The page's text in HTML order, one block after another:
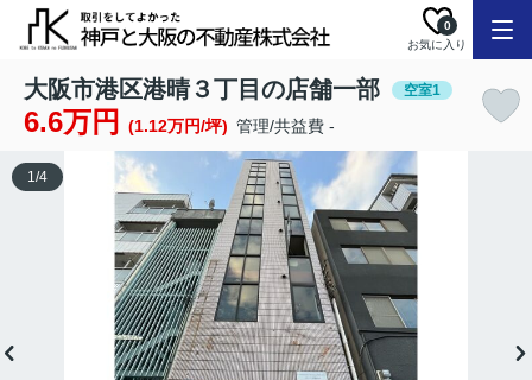
お気に入り
0
大阪市港区港晴３丁目の店舗一部 空室1
6.6万円 (1.12万円/坪) 管理/共益費 -
1/4